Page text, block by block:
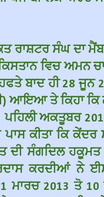
ਰਾਸ਼ਟਰ ਸੰਘ ਦਾ
ਵਿਚ ਅਮਨ
ਬਾਦ ਹੀ 28 ਜੂਨ
ਆਇਆ ਤੇ ਕਿਹਾ ਕਿ
ਪਹਿਲੀ ਅਕਤੂਬਰ
ਕੀਤਾ ਕਿ ਕੇਂਦਰ
ਦੀ ਸੰਗਦਿਲ
ਕਰਦੀਆਂ ਨੇ
ਮਾਰਚ 2013 ਤੋ